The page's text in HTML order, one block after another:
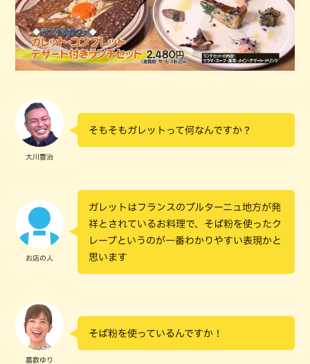
大川豊治
そもそもガレットって何なんですか？
お店の人
ガレットはフランスのブルターニュ地方が発
祥とされているお料理で、そば粉を使ったク
レープというのが一番わかりやすい表現かと
思います
嘉数ゆり
そば粉を使っているんですか！